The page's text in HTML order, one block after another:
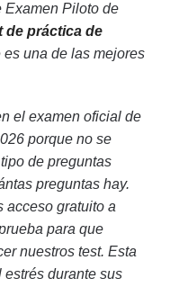
Examen Piloto de
de práctica de
es una de las mejores
el examen oficial de
porque no se
de preguntas
preguntas hay.
acceso gratuito a
para que
nuestros test. Esta
durante sus